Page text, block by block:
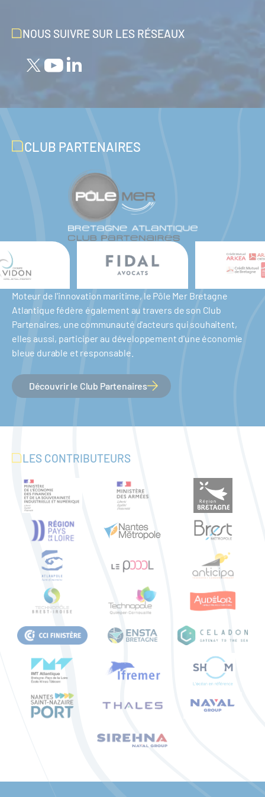
NOUS SUIVRE SUR LES RÉSEAUX
CLUB PARTENAIRES
Moteur de l'innovation maritime, le Pôle Mer Bretagne
Atlantique fédère également au travers de son Club
Partenaires, une communauté d'acteurs qui souhaitent,
elles aussi, participer au développement d'une économie
bleue durable et responsable.
Découvrir le Club Partenaires
LES CONTRIBUTEURS